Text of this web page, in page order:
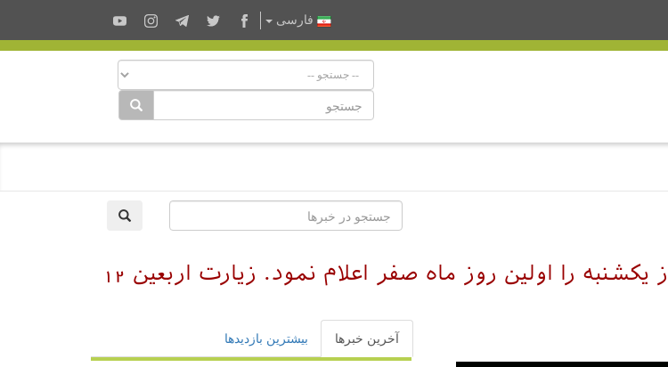
فارسى
دفتر آیت الله العظمی سیستانی (دام ظله) :روز یکشنبه را اولین روز ماه صفر اعلام نمود. زیارت اربعین 12
آخرین خبرها بیشترین بازدیدها